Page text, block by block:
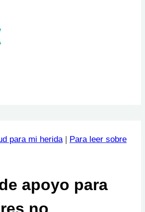
para mi herida|
Para leer sobre
apoyo para
no